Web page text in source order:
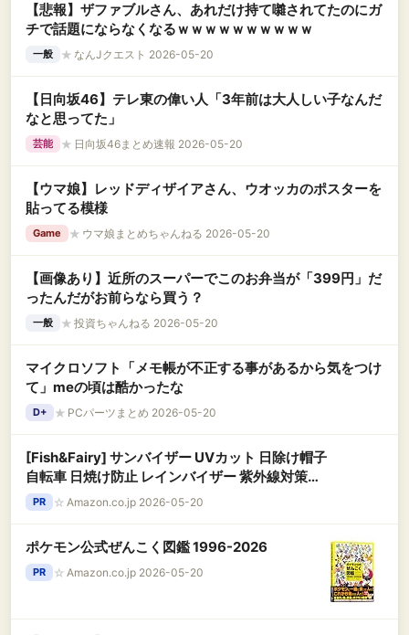
【悲報】ザファブルさん、あれだけ持て囃されてたのにガ
チで話題にならなくなるｗｗｗｗｗｗｗｗｗｗ
一般 ★ なんJクエスト 2026-05-20
【日向坂46】テレ東の偉い人「3年前は大人しい子なんだ
なと思ってた」
芸能 ★ 日向坂46まとめ速報 2026-05-20
【ウマ娘】レッドディザイアさん、ウオッカのポスターを
貼ってる模様
Game ★ ウマ娘まとめちゃんねる 2026-05-20
【画像あり】近所のスーパーでこのお弁当が「399円」だ
ったんだがお前らなら買う？
一般 ★ 投資ちゃんねる 2026-05-20
マイクロソフト「メモ帳が不正する事があるから気をつけ
て」meの頃は酷かったな
D+ ★ PCパーツまとめ 2026-05-20
[Fish&Fairy] サンバイザー UVカット 日除け帽子
自転車 日焼け防止 レインバイザー 紫外線対策
UPF50+ 雨除け つば広 ずれない 晴雨兼用 視界良
好 通勤 キャップ アウトドア レディース メンズ
PR ☆ Amazon.co.jp 2026-05-20
ポケモン公式ぜんこく図鑑 1996-2026
PR ☆ Amazon.co.jp 2026-05-20